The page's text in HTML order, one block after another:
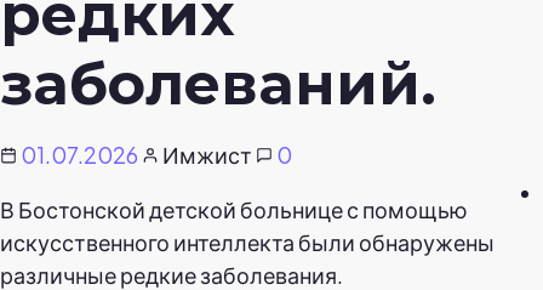
редких
заболеваний.
01.07.2026 Имжист
0
В Бостонской детской больнице с помощью
искусственного интеллекта были обнаружены
различные редкие заболевания.